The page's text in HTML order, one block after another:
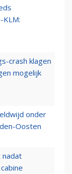
KLM:
crash klagen
mogelijk
onder
Oosten
nadat